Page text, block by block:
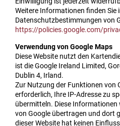
Weitere Informationen finden Sie
Datenschutzbestimmungen von
https://policies.google.com/
Verwendung von Google Maps
Diese Website nutzt den
ist die Google Ireland Limited,
Dublin 4, Irland.
Zur Nutzung der Funktionen von
erforderlich, Ihre IP-Adresse zu
übermitteln. Diese Informationen
von Google übertragen und dort
dieser Website hat keinen